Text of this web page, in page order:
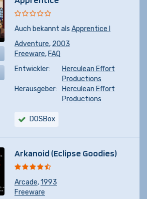
Auch bekannt als Apprentice I
Adventure, 2003
Freeware, FAQ
Entwickler:
Herculean Effort
Productions
Herausgeber:
Herculean Effort
Productions
DOSBox
Arkanoid (Eclipse Goodies)
Arcade,1993
Freeware